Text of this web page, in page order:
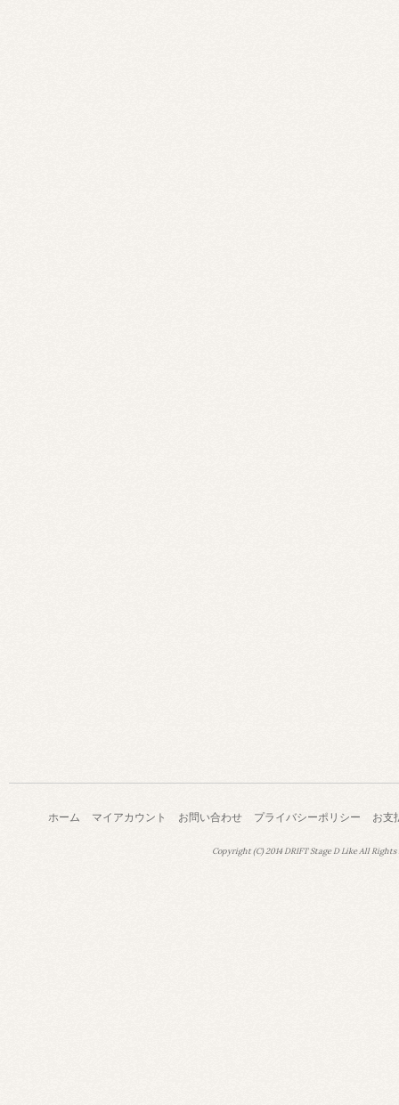
ホーム マイアカウント お問い合わせ プライバシーポリシー お支
Copyright (C) 2014 DRIFT Stage D Like All